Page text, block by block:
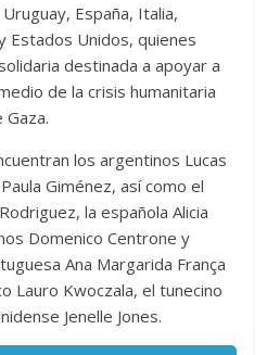
España, Italia,
Estados Unidos, quienes
destinada a apoyar a
de la crisis humanitaria
los argentinos Lucas
Giménez, así como el
la española Alicia
Domenico Centrone y
Ana Margarida França
Lauro Kwoczala, el tunecino
Jenelle Jones.